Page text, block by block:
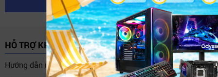
nhân và cách xử lý hiệu quả
HỖ TRỢ KHÁCH HÀNG
Hướng dẫn mua hàng trực tuyến